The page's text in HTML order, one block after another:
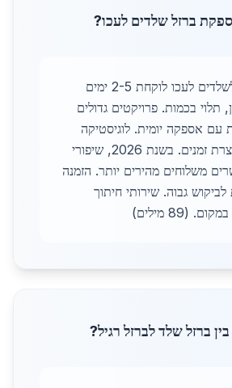
ברזל שלדים לעכו?
אספקת ברזל לשלדים לעכו לוקחת 2-5 ימים
תלוי בכמות. פרויקטים גדולים
עם אספקה יומית. לוגיסטיקה
מנמל חיפה מקצרת זמנים. בשנת 2026, שיפורי
משלוחים מהירים יותר. הזמנה
גבוה. שירותי חיתוך
(89 מילים)
ברזל שלד לברזל רגיל?